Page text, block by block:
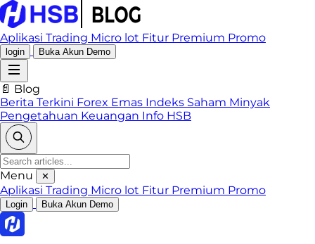
Aplikasi Trading Micro lot Fitur Premium Promo
login Buka Akun Demo
📄 Blog
Berita Terkini Forex Emas Indeks Saham Minyak
Pengetahuan Keuangan Info HSB
Menu ✕
Aplikasi Trading Micro lot Fitur Premium Promo
Login Buka Akun Demo